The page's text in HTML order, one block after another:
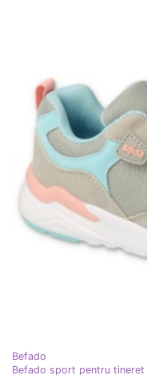
Befado
Befado sport pentru